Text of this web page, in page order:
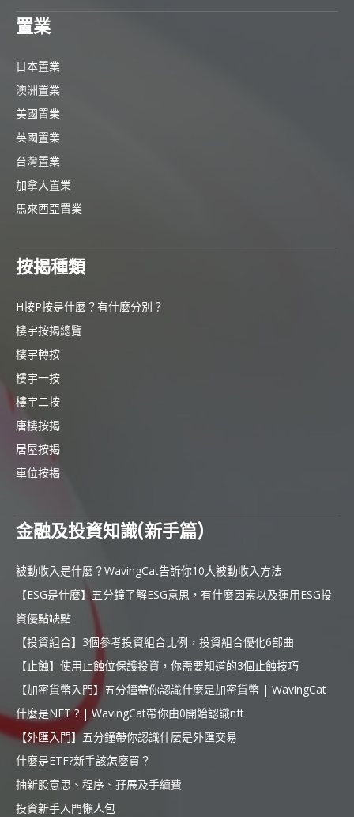
置業
日本置業
澳洲置業
美國置業
英國置業
台灣置業
加拿大置業
馬來西亞置業
按揭種類
H按P按是什麼？有什麼分別？
樓宇按揭總覽
樓宇轉按
樓宇一按
樓宇二按
唐樓按揭
居屋按揭
車位按揭
金融及投資知識(新手篇)
被動收入是什麼？WavingCat告訴你10大被動收入方法
【ESG是什麼】五分鐘了解ESG意思，有什麼因素以及運用ESG投
資優點缺點
【投資組合】3個參考投資組合比例，投資組合優化6部曲
【止蝕】使用止蝕位保護投資，你需要知道的3個止蝕技巧
【加密貨幣入門】五分鐘帶你認識什麼是加密貨幣 | WavingCat
什麼是NFT ? | WavingCat帶你由0開始認識nft
【外匯入門】五分鐘帶你認識什麼是外匯交易
什麼是ETF?新手該怎麼買？
抽新股意思、程序、孖展及手續費
投資新手入門懶人包